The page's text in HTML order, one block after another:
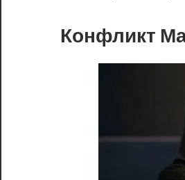
Конфликт